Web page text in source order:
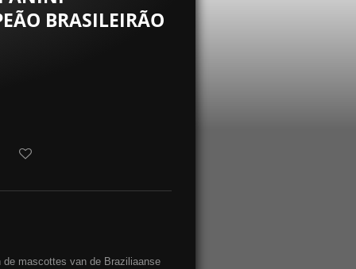
BRASILEIRÃO
mascottes van de Braziliaanse